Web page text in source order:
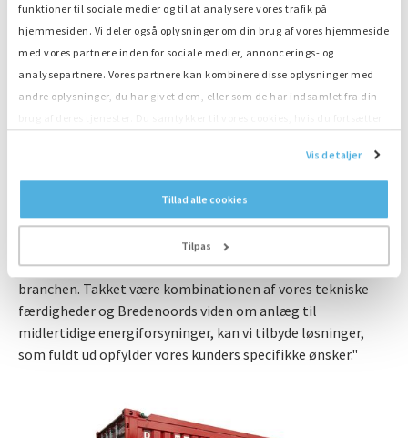
funktioner til sociale medier og til at analysere vores trafik på
hjemmesiden. Vi deler også oplysninger om din brug af vores hjemmeside
med vores partnere inden for sociale medier, annoncerings- og
analysepartnere. Vores partnere kan kombinere disse oplysninger med
andre oplysninger, du har givet dem, eller som de har indsamlet fra din
Vis detaljer
Tillad alle cookies
Tilpas
Tjenesteydelser i hele verden
I over 50 år har DBR været en uafhængig producent af
generatorer med en ydelse på op til 4000 kVA til hav- og
offshore-branchen og uddybningssektoren. Takket være
egne testfaciliteter garanterer DBR, at generatorne yder
og en verdensomspændende erfaring garanterer global
service i over 100 lande. H.R. Roodenburg, administrerende
direktør for DBR BV, fortæller: "Med denne
samarbejdsaftale kan vi styrke vores position i offshore-
branchen og tilbyde endnu bedre løsninger. Ved at udveksle
viden og erfaring kan vi tidligt forholde os til
efterspørgslen efter udlejningsløsninger i offshore-
branchen. Takket være kombinationen af vores tekniske
færdigheder og Bredenoords viden om anlæg til
midlertidige energiforsyninger, kan vi tilbyde løsninger,
som fuldt ud opfylder vores kunders specifikke ønsker."